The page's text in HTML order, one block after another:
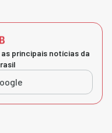
principais notícias da